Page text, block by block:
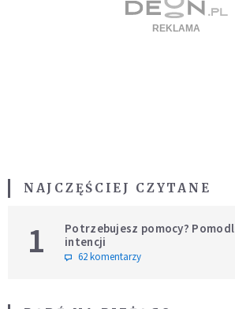
NAJCZĘŚCIEJ CZYTANE
1
Potrzebujesz pomocy?
intencji
62 komentarzy